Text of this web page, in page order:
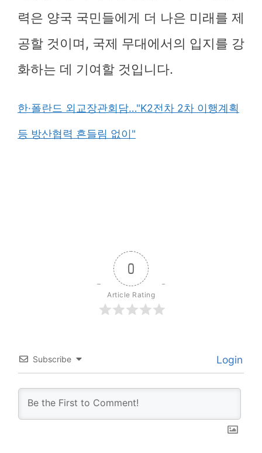
력은 양국 국민들에게 더 나은 미래를 제
공할 것이며, 국제 무대에서의 입지를 강
화하는 데 기여할 것입니다.
한·폴란드 외교장관회담…"K2전차 2차 이행계획
등 방산협력 흔들림 없이"
0
Article Rating
Subscribe Login